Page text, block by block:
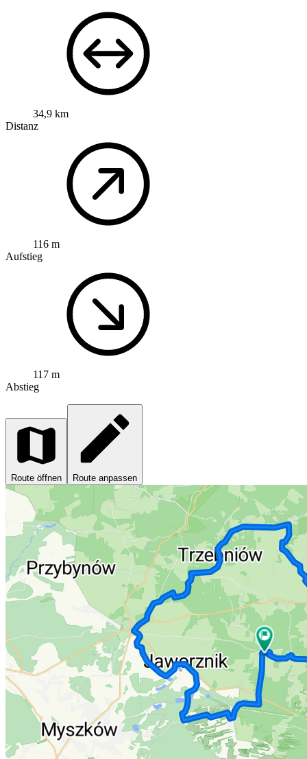
34,9 km
Distanz
116 m
Aufstieg
117 m
Abstieg
Route öffnen Route anpassen